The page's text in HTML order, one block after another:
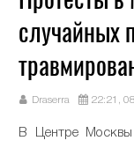
случайных
Draserra 22:21,
В Центре Москвы